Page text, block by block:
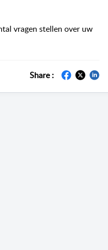
vragen stellen over uw
Share :